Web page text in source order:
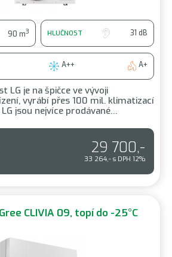
90 m3 HLUČNOST 31 dB
A++ A+
LG je na špičce ve vývoji
vyrábí přes 100 mil. klimatizací
jsou nejvíce prodávané…
29 700,-
33 264,- s DPH 12%
CLIVIA 09, topí do -25°C